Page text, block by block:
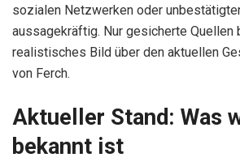
sozialen Netzwerken oder
aussagekräftig. Nur gesicherte Quellen
realistisches Bild über den aktuellen
von Ferch.
Aktueller Stand: Was
bekannt ist